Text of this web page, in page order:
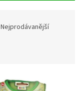
Nejprodávanější